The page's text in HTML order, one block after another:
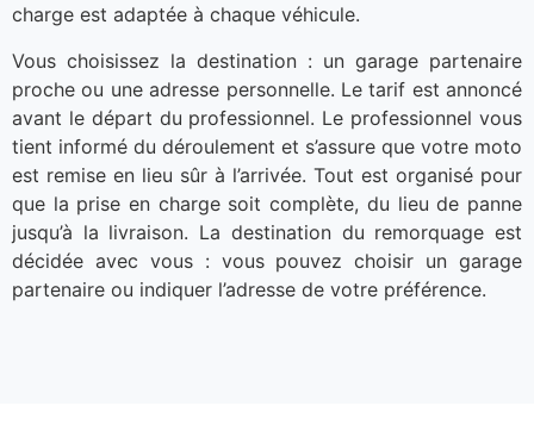
charge est adaptée à chaque véhicule.
Vous choisissez la destination : un garage partenaire
proche ou une adresse personnelle. Le tarif est annoncé
avant le départ du professionnel. Le professionnel vous
tient informé du déroulement et s’assure que votre moto
est remise en lieu sûr à l’arrivée. Tout est organisé pour
que la prise en charge soit complète, du lieu de panne
jusqu’à la livraison. La destination du remorquage est
décidée avec vous : vous pouvez choisir un garage
partenaire ou indiquer l’adresse de votre préférence.